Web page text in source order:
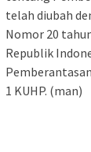
telah diubah
Nomor 20
Republik
1 KUHP. (man)